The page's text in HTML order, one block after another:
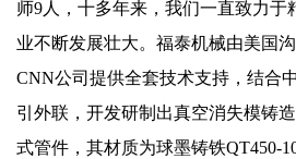
师9人，十多年来，我们一直致力于
业不断发展壮大。福泰机械由美国
CNN公司提供全套技术支持，结合
引外联，开发研制出真空消失模铸
式管件，其材质为球墨铸铁QT450-10